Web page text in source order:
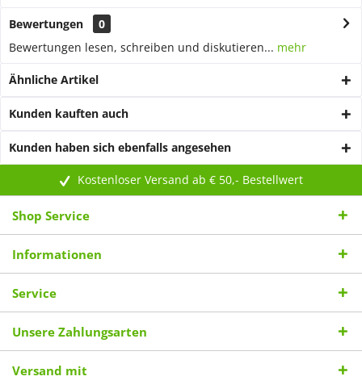
Bewertungen
0
Bewertungen lesen, schreiben und diskutieren... mehr
Ähnliche Artikel
Kunden kauften auch
Kunden haben sich ebenfalls angesehen
Kostenloser Versand ab € 50,- Bestellwert
Shop Service
Informationen
Service
Unsere Zahlungsarten
Versand mit